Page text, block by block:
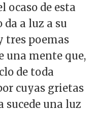
ocaso de esta
a luz a su
tres poemas
una mente que,
de toda
cuyas grietas
sucede una luz